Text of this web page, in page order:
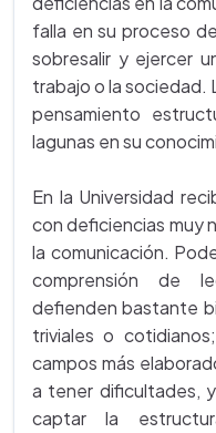
falla en su proceso
sobresalir y ejercer
trabajo o la sociedad.
pensamiento
lagunas en su
En la Universidad
con deficiencias muy
la comunicación.
comprensión de
defienden bastante
triviales o
campos más
a tener dificultades,
captar la